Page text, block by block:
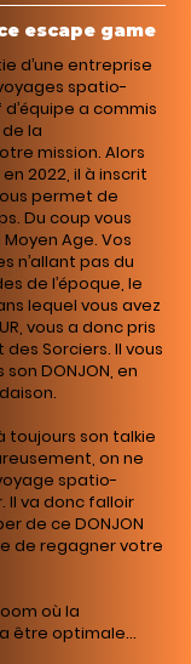
escape game
d’une entreprise
spatio-
a commis
la
mission. Alors
2022, il à inscrit
permet de
Du coup vous
Age. Vos
n’allant pas du
de l’époque, le
lequel vous avez
vous a donc pris
des Sorciers. Il vous
DONJON, en
toujours son talkie
on ne
spatio-
Il va donc falloir
de ce DONJON
de regagner votre
où la
être optimale...